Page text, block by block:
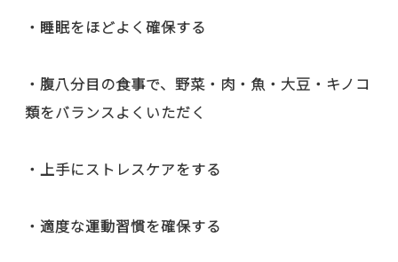
・睡眠をほどよく確保する
・腹八分目の食事で、野菜・肉・魚・大豆・キノコ
類をバランスよくいただく
・上手にストレスケアをする
・適度な運動習慣を確保する